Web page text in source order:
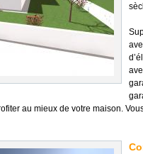
au mieux de votre maison.